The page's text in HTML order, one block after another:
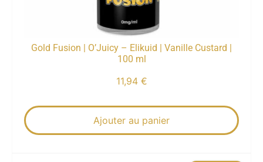
Gold Fusion | O’Juicy – Elikuid | Vanille Custard |
100 ml
11,94 €
Ajouter au panier